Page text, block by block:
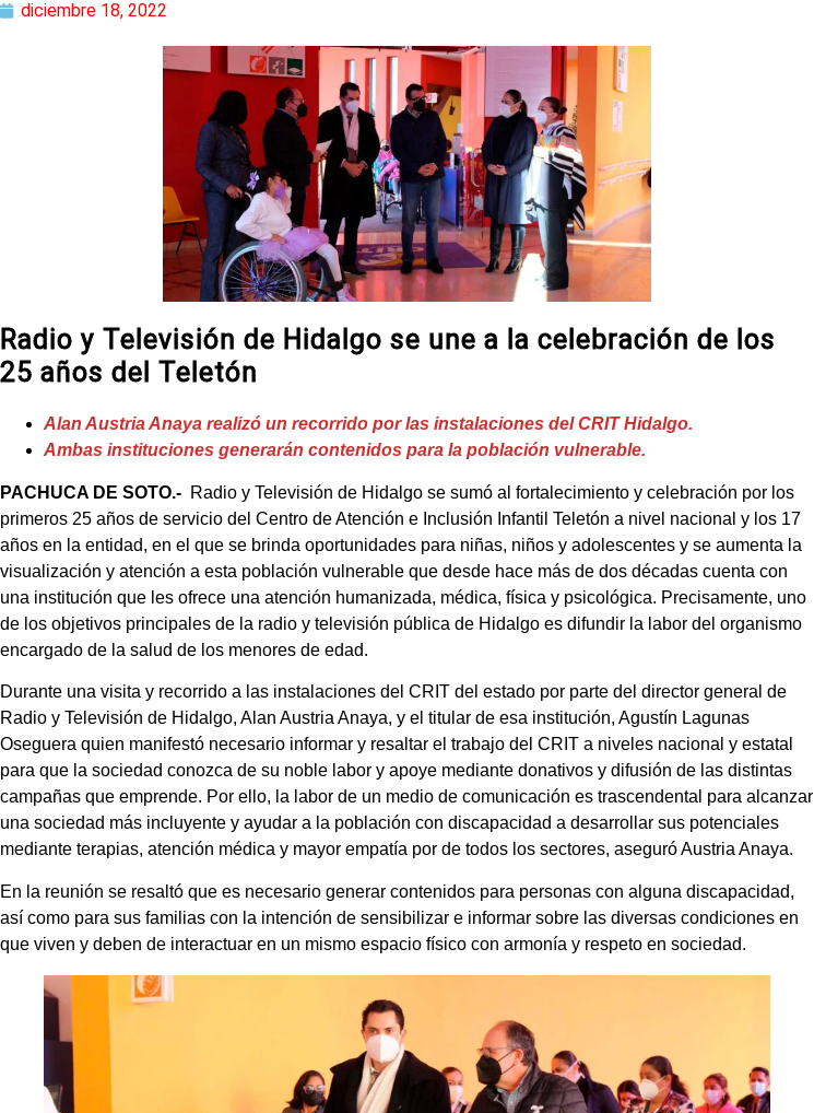
diciembre 18, 2022
Radio y Televisión de Hidalgo se une a la celebración de los
25 años del Teletón
Alan Austria Anaya realizó un recorrido por las instalaciones del CRIT Hidalgo.
Ambas instituciones generarán contenidos para la población vulnerable.
PACHUCA DE SOTO.- Radio y Televisión de Hidalgo se sumó al fortalecimiento y celebración por los
primeros 25 años de servicio del Centro de Atención e Inclusión Infantil Teletón a nivel nacional y los 17
años en la entidad, en el que se brinda oportunidades para niñas, niños y adolescentes y se aumenta la
visualización y atención a esta población vulnerable que desde hace más de dos décadas cuenta con
una institución que les ofrece una atención humanizada, médica, física y psicológica. Precisamente, uno
de los objetivos principales de la radio y televisión pública de Hidalgo es difundir la labor del organismo
encargado de la salud de los menores de edad.
Durante una visita y recorrido a las instalaciones del CRIT del estado por parte del director general de
Radio y Televisión de Hidalgo, Alan Austria Anaya, y el titular de esa institución, Agustín Lagunas
Oseguera quien manifestó necesario informar y resaltar el trabajo del CRIT a niveles nacional y estatal
para que la sociedad conozca de su noble labor y apoye mediante donativos y difusión de las distintas
campañas que emprende. Por ello, la labor de un medio de comunicación es trascendental para alcanzar
una sociedad más incluyente y ayudar a la población con discapacidad a desarrollar sus potenciales
mediante terapias, atención médica y mayor empatía por de todos los sectores, aseguró Austria Anaya.
En la reunión se resaltó que es necesario generar contenidos para personas con alguna discapacidad,
así como para sus familias con la intención de sensibilizar e informar sobre las diversas condiciones en
que viven y deben de interactuar en un mismo espacio físico con armonía y respeto en sociedad.